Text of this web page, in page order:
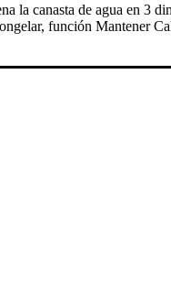
la canasta de agua en 3
función Mantener